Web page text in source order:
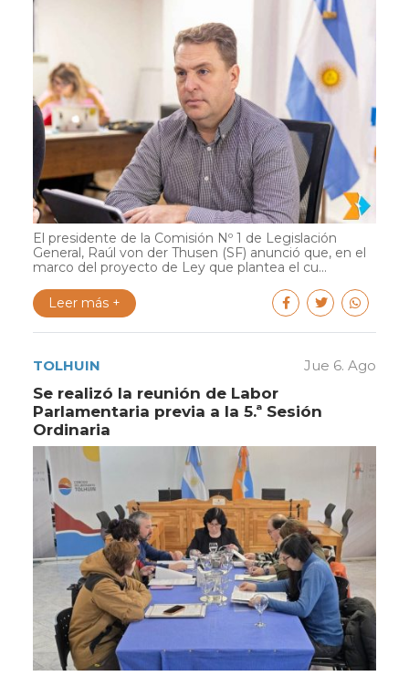
El presidente de la Comisión Nº 1 de Legislación
General, Raúl von der Thusen (SF) anunció que, en el
marco del proyecto de Ley que plantea el cu...
Leer más +
TOLHUIN Jue 6. Ago
Se realizó la reunión de Labor
Parlamentaria previa a la 5.ª Sesión
Ordinaria